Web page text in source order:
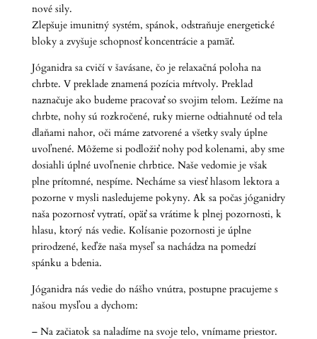
nové sily.
Zlepšuje imunitný systém, spánok, odstraňuje energetické
bloky a zvyšuje schopnosť koncentrácie a pamäť.
Jóganidra sa cvičí v šavásane, čo je relaxačná poloha na
chrbte. V preklade znamená pozícia mŕtvoly. Preklad
naznačuje ako budeme pracovať so svojim telom. Ležíme na
chrbte, nohy sú rozkročené, ruky mierne odtiahnuté od tela
dlaňami nahor, oči máme zatvorené a všetky svaly úplne
uvoľnené. Môžeme si podložiť nohy pod kolenami, aby sme
dosiahli úplné uvoľnenie chrbtice. Naše vedomie je však
plne prítomné, nespíme. Necháme sa viesť hlasom lektora a
pozorne v mysli nasledujeme pokyny. Ak sa počas jóganidry
naša pozornosť vytratí, opäť sa vrátime k plnej pozornosti, k
hlasu, ktorý nás vedie. Kolísanie pozornosti je úplne
prirodzené, keďže naša myseľ sa nachádza na pomedzí
spánku a bdenia.
Jóganidra nás vedie do nášho vnútra, postupne pracujeme s
našou mysľou a dychom:
– Na začiatok sa naladíme na svoje telo, vnímame priestor.